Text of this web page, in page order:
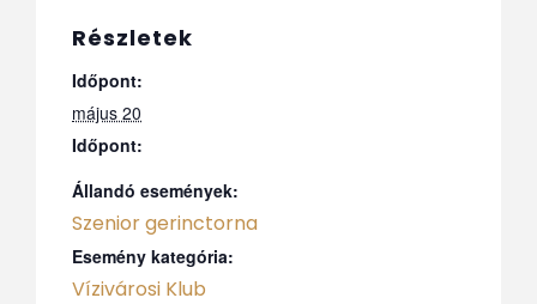
Részletek
Időpont:
május 20
Időpont:
Állandó események:
Szenior gerinctorna
Esemény kategória:
Vízivárosi Klub